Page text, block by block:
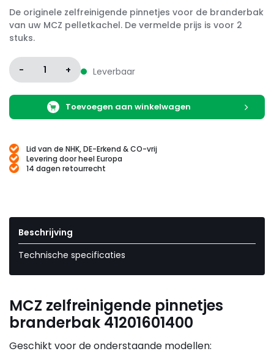
De originele zelfreinigende pinnetjes voor de branderbak
van uw MCZ pelletkachel. De vermelde prijs is voor 2
stuks.
- 1 + Leverbaar
Toevoegen aan winkelwagen
Lid van de NHK, DE-Erkend & CO-vrij
Levering door heel Europa
14 dagen retourrecht
Beschrijving
Technische specificaties
MCZ zelfreinigende pinnetjes
branderbak 41201601400
Geschikt voor de onderstaande modellen: